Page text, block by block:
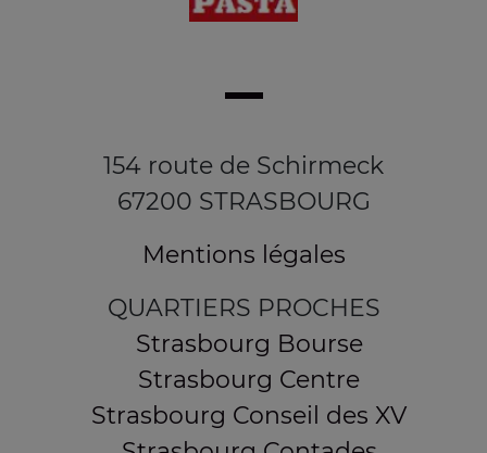
154 route de Schirmeck
67200 STRASBOURG
Mentions légales
QUARTIERS PROCHES
Strasbourg Bourse
Strasbourg Centre
Strasbourg Conseil des XV